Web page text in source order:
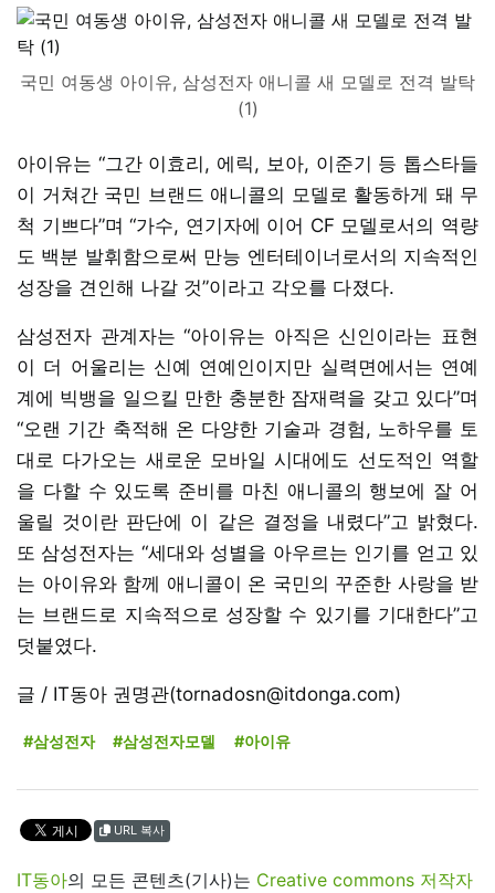
국민 여동생 아이유, 삼성전자 애니콜 새 모델로 전격 발탁
(1)
아이유는 “그간 이효리, 에릭, 보아, 이준기 등 톱스타들
이 거쳐간 국민 브랜드 애니콜의 모델로 활동하게 돼 무
척 기쁘다”며 “가수, 연기자에 이어 CF 모델로서의 역량
도 백분 발휘함으로써 만능 엔터테이너로서의 지속적인
성장을 견인해 나갈 것”이라고 각오를 다졌다.
삼성전자 관계자는 “아이유는 아직은 신인이라는 표현
이 더 어울리는 신예 연예인이지만 실력면에서는 연예
계에 빅뱅을 일으킬 만한 충분한 잠재력을 갖고 있다”며
“오랜 기간 축적해 온 다양한 기술과 경험, 노하우를 토
대로 다가오는 새로운 모바일 시대에도 선도적인 역할
을 다할 수 있도록 준비를 마친 애니콜의 행보에 잘 어
울릴 것이란 판단에 이 같은 결정을 내렸다”고 밝혔다.
또 삼성전자는 “세대와 성별을 아우르는 인기를 얻고 있
는 아이유와 함께 애니콜이 온 국민의 꾸준한 사랑을 받
는 브랜드로 지속적으로 성장할 수 있기를 기대한다”고
덧붙였다.
글 / IT동아 권명관(tornadosn@itdonga.com)
#삼성전자 #삼성전자모델 #아이유
URL 복사
IT동아의 모든 콘텐츠(기사)는 Creative commons 저작자